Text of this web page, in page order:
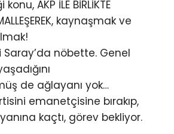
AKP İLE BİRLİKTE
kaynaşmak ve
Saray’da nöbette. Genel
de ağlayanı yok…
emanetçisine bırakıp,
kaçtı, görev bekliyor.